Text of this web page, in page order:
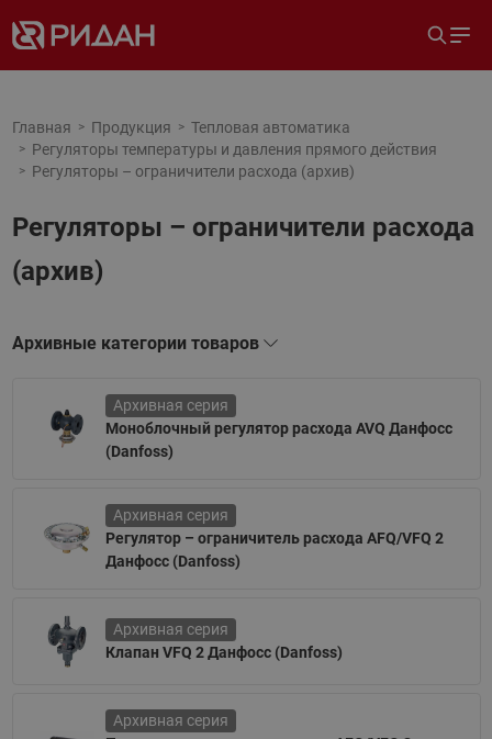
Главная Продукция
Тепловая автоматика
Регуляторы температуры и давления прямого действия
Регуляторы – ограничители расхода (архив)
Регуляторы – ограничители расхода
(архив)
Архивные категории товаров
Архивная серия
Моноблочный регулятор расхода AVQ Данфосс
(Danfoss)
Архивная серия
Регулятор – ограничитель расхода AFQ/VFQ 2
Данфосс (Danfoss)
Архивная серия
Клапан VFQ 2 Данфосс (Danfoss)
Архивная серия